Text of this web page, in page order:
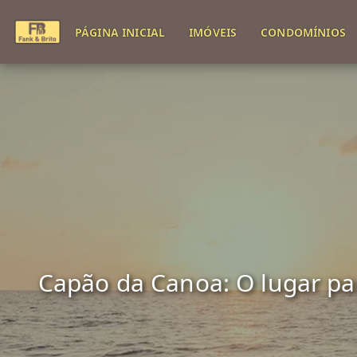
PÁGINA INICIAL IMÓVEIS CONDOMÍNIOS
Capão da Canoa: O lugar